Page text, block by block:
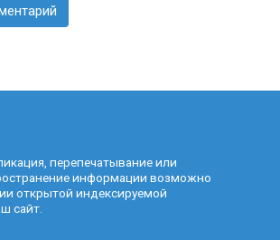
перепечатывание или
информации возможно
открытой индексируемой
сайт.